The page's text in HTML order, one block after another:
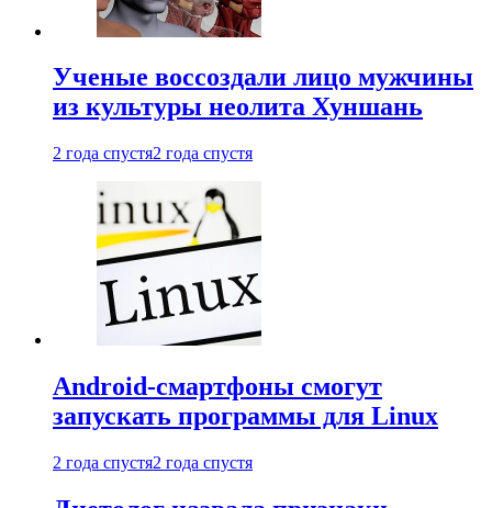
Ученые воссоздали лицо мужчины
из культуры неолита Хуншань
2 года спустя2 года спустя
Android-смартфоны смогут
запускать программы для Linux
2 года спустя2 года спустя